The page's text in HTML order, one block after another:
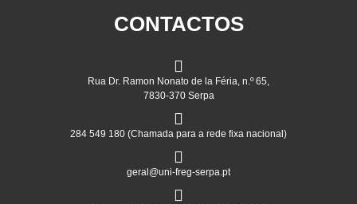
CONTACTOS
Rua Dr. Ramon Nonato de la Féria, n.º 65,
7830-370 Serpa
284 549 180 (Chamada para a rede fixa nacional)
geral@uni-freg-serpa.pt